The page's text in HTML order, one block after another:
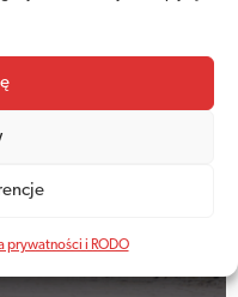
prywatności i RODO